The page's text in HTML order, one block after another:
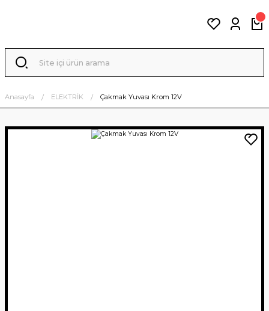
Anasayfa ELEKTRİK Çakmak Yuvası Krom 12V